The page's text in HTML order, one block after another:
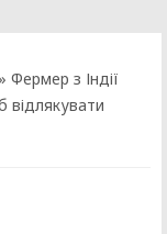
» Фермер з Індії
відлякувати